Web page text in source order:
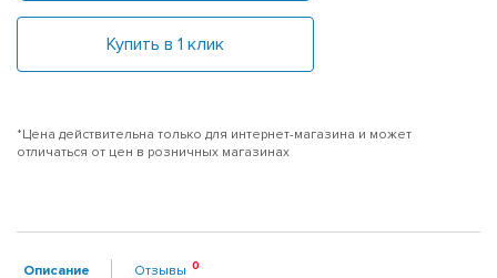
Купить в 1 клик
*Цена действительна только для интернет-магазина и может
отличаться от цен в розничных магазинах
Описание Отзывы